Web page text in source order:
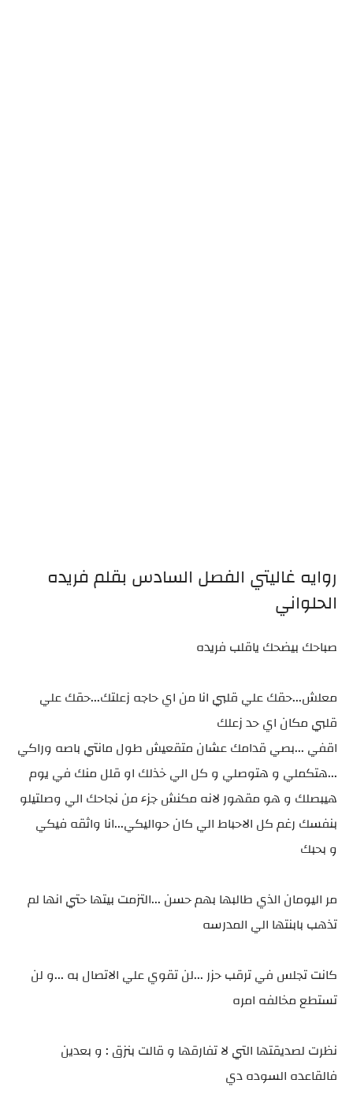
روايه غاليتي الفصل السادس بقلم فريده
الحلواني
صباحك بيضحك ياقلب فريده
معلش...حقك علي قلبي انا من اي حاجه زعلتك...حقك علي
قلبي مكان اي حد زعلك
اقفي ...بصي قدامك عشان متقعيش طول مانتي باصه وراكي
...هتكملي و هتوصلي و كل الي خذلك او قلل منك في يوم
هيبصلك و هو مقهور لانه مكنش جزء من نجاحك الي وصلتيلو
بنفسك رغم كل الاحباط الي كان حواليكي...انا واثقه فيكي
و بحبك
مر اليومان الذي طالبها بهم حسن ...التزمت بيتها حتي انها لم
تذهب بابنتها الي المدرسه
كانت تجلس في ترقب حزر ...لن تقوي علي الاتصال به ...و لن
تستطع مخالفه امره
نظرت لصديقتها التي لا تفارقها و قالت بنزق : و بعدين
فالقاعده السوده دي